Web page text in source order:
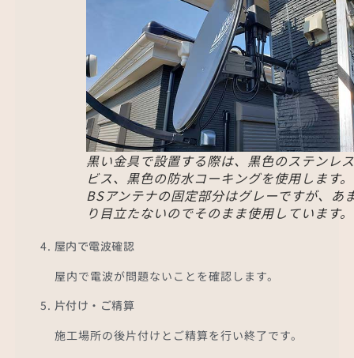
黒い金具で設置する際は、黒色のステンレス
ビス、黒色の防水コーキングを使用します。
BSアンテナの固定部分はグレーですが、あ
り目立たないのでそのまま使用しています。
屋内で電波確認
屋内で電波が問題ないことを確認します。
片付け・ご精算
施工場所の後片付けとご精算を行い終了です。